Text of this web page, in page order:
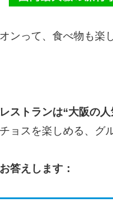
ンって、食べ物も
ストランは“大阪の
ョスを楽しめる、グ
答えします：